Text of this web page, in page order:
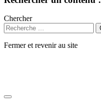
Chercher
Fermer et revenir au site